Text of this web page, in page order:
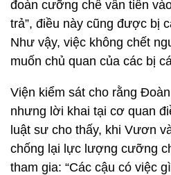
đoàn cưỡng chế vẫn tiến
trả”, điều này cũng được bị
Như vậy, việc không chết
muốn chủ quan của các bị
Viện kiểm sát cho rằng
nhưng lời khai tại cơ quan
luật sư cho thấy, khi Vươn
chống lại lực lượng cưỡng
tham gia: “Các cậu có việc